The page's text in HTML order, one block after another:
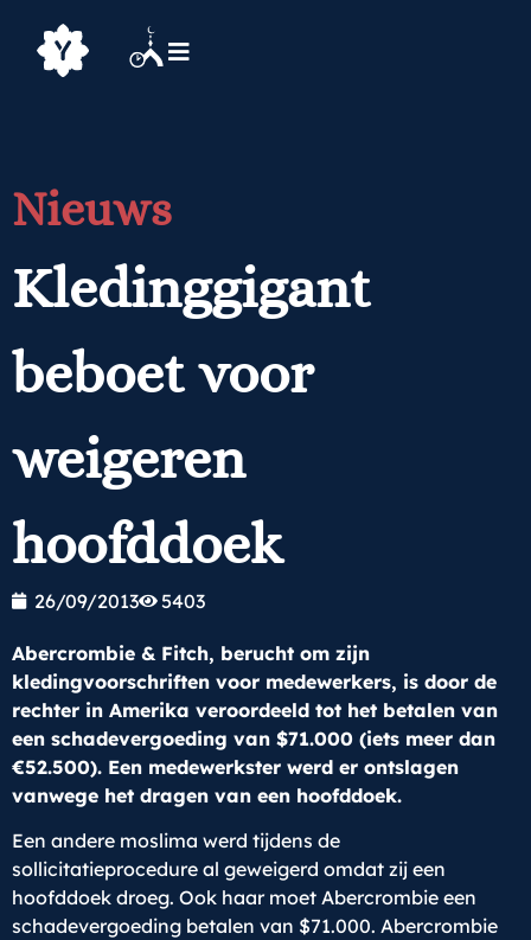
Nieuws
Kledinggigant
beboet voor
weigeren
hoofddoek
26/09/2013 5403
Abercrombie & Fitch, berucht om zijn
kledingvoorschriften voor medewerkers, is door de
rechter in Amerika veroordeeld tot het betalen van
een schadevergoeding van $71.000 (iets meer dan
€52.500). Een medewerkster werd er ontslagen
vanwege het dragen van een hoofddoek.
Een andere moslima werd tijdens de
sollicitatieprocedure al geweigerd omdat zij een
hoofddoek droeg. Ook haar moet Abercrombie een
schadevergoeding betalen van $71.000. Abercrombie